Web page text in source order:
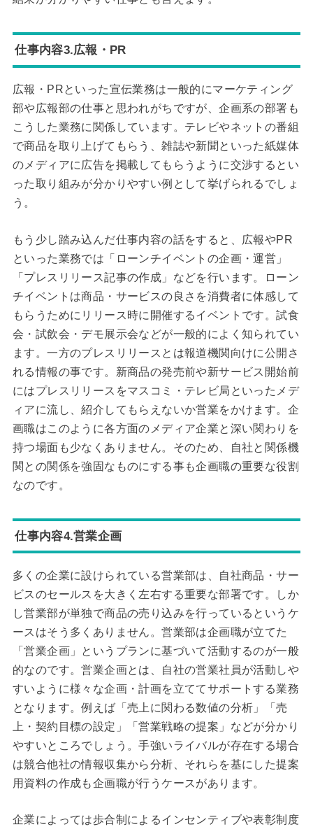
仕事内容3.広報・PR
広報・PRといった宣伝業務は一般的にマーケティング
部や広報部の仕事と思われがちですが、企画系の部署も
こうした業務に関係しています。テレビやネットの番組
で商品を取り上げてもらう、雑誌や新聞といった紙媒体
のメディアに広告を掲載してもらうように交渉するとい
った取り組みが分かりやすい例として挙げられるでしょ
う。
もう少し踏み込んだ仕事内容の話をすると、広報やPR
といった業務では「ローンチイベントの企画・運営」
「プレスリリース記事の作成」などを行います。ローン
チイベントは商品・サービスの良さを消費者に体感して
もらうためにリリース時に開催するイベントです。試食
会・試飲会・デモ展示会などが一般的によく知られてい
ます。一方のプレスリリースとは報道機関向けに公開さ
れる情報の事です。新商品の発売前や新サービス開始前
にはプレスリリースをマスコミ・テレビ局といったメデ
ィアに流し、紹介してもらえないか営業をかけます。企
画職はこのように各方面のメディア企業と深い関わりを
持つ場面も少なくありません。そのため、自社と関係機
関との関係を強固なものにする事も企画職の重要な役割
なのです。
仕事内容4.営業企画
多くの企業に設けられている営業部は、自社商品・サー
ビスのセールスを大きく左右する重要な部署です。しか
し営業部が単独で商品の売り込みを行っているというケ
ースはそう多くありません。営業部は企画職が立てた
「営業企画」というプランに基づいて活動するのが一般
的なのです。営業企画とは、自社の営業社員が活動しや
すいように様々な企画・計画を立ててサポートする業務
となります。例えば「売上に関わる数値の分析」「売
上・契約目標の設定」「営業戦略の提案」などが分かり
やすいところでしょう。手強いライバルが存在する場合
は競合他社の情報収集から分析、それらを基にした提案
用資料の作成も企画職が行うケースがあります。
企業によっては歩合制によるインセンティブや表彰制度